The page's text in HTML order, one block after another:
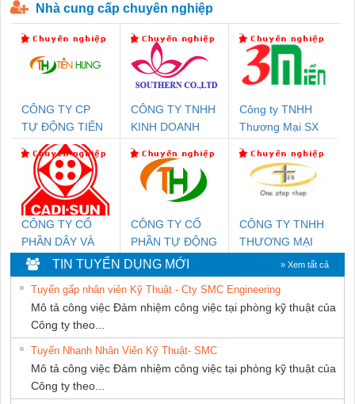
Nhà cung cấp chuyên nghiệp
CÔNG TY CP
TỰ ĐỘNG TIẾN
HƯNG
CÔNG TY TNHH
KINH DOANH
PHƯƠNG NAM
Công ty TNHH
Thương Mại SX
CÔNG TY CỔ
PHẦN DÂY VÀ
CÁP ĐIỆN
THƯỢNG ĐÌNH
CÔNG TY CỔ
PHẦN TỰ ĐỘNG
TIẾN HƯNG
CÔNG TY TNHH
THƯƠNG MẠI
THIÊN ÂN VIỆT
NAM
TIN TUYỂN DỤNG MỚI » Xem tất cả
Tuyển gấp nhân viên Kỹ Thuật - Cty SMC Engineering
Mô tả công việc Đảm nhiệm công việc tại phòng kỹ thuật của
Công ty theo...
Tuyển Nhanh Nhân Viên Kỹ Thuật- SMC
Mô tả công việc Đảm nhiệm công việc tại phòng kỹ thuật của
Công ty theo...